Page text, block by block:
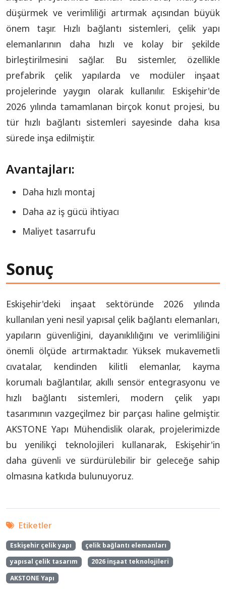
düşürmek ve verimliliği artırmak açısından büyük
önem taşır. Hızlı bağlantı sistemleri, çelik yapı
elemanlarının daha hızlı ve kolay bir şekilde
birleştirilmesini sağlar. Bu sistemler, özellikle
prefabrik çelik yapılarda ve modüler inşaat
projelerinde yaygın olarak kullanılır. Eskişehir'de
2026 yılında tamamlanan birçok konut projesi, bu
tür hızlı bağlantı sistemleri sayesinde daha kısa
sürede inşa edilmiştir.
Avantajları:
Daha hızlı montaj
Daha az iş gücü ihtiyacı
Maliyet tasarrufu
Sonuç
Eskişehir'deki inşaat sektöründe 2026 yılında
kullanılan yeni nesil yapısal çelik bağlantı elemanları,
yapıların güvenliğini, dayanıklılığını ve verimliliğini
önemli ölçüde artırmaktadır. Yüksek mukavemetli
cıvatalar, kendinden kilitli elemanlar, kayma
korumalı bağlantılar, akıllı sensör entegrasyonu ve
hızlı bağlantı sistemleri, modern çelik yapı
tasarımının vazgeçilmez bir parçası haline gelmiştir.
AKSTONE Yapı Mühendislik olarak, projelerimizde
bu yenilikçi teknolojileri kullanarak, Eskişehir'in
daha güvenli ve sürdürülebilir bir geleceğe sahip
olmasına katkıda bulunuyoruz.
Etiketler
Eskişehir çelik yapı
çelik bağlantı elemanları
yapısal çelik tasarım
2026 inşaat teknolojileri
AKSTONE Yapı